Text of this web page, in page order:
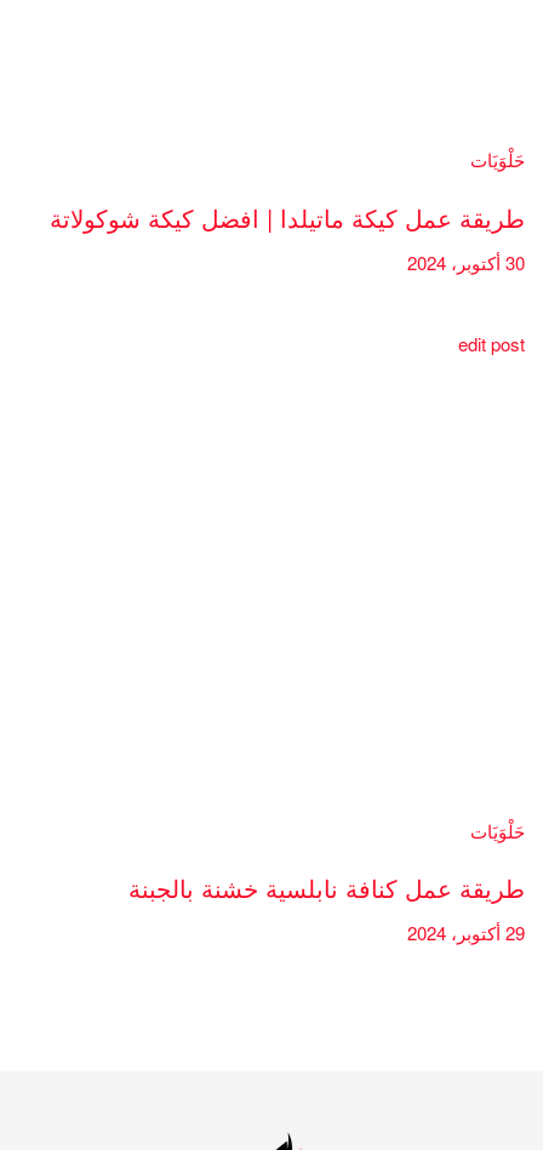
حَلْوَيَات
طريقة عمل كيكة ماتيلدا | افضل كيكة شوكولاتة
30 أكتوبر، 2024
edit post
حَلْوَيَات
طريقة عمل كنافة نابلسية خشنة بالجبنة
29 أكتوبر، 2024